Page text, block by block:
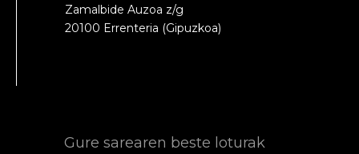
Zamalbide Auzoa z/g
20100 Errenteria (Gipuzkoa)
Gure sarearen beste loturak